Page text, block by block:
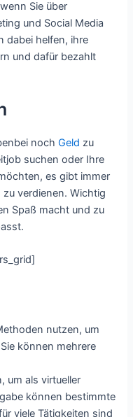
Sie über
und Social Media
dabei helfen, ihre
und dafür bezahlt
nochGeldzu
suchen oder Ihre
es gibt immer
verdienen. Wichtig
Spaß macht und zu
nutzen, um
können mehrere
um als virtueller
können bestimmte
viele Tätigkeiten sind